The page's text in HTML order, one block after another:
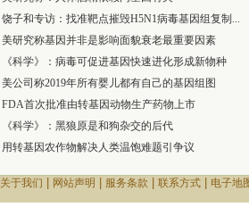
饶子和专访：找准靶点摧毁H5N1病毒基因组复制...
美研究称基因并非是影响面貌衰老最重要因素
《科学》：病毒可促进基因快速进化形成新物种
美公司称2019年所有婴儿都有自己的基因组图
FDA首次批准由转基因动物生产药物上市
《科学》：黑狼原是和狗杂交的后代
用转基因农作物解决人类温饱难题引争议
关于我们 网站声明 服务条款 联系方式| 电子地